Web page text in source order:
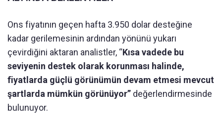
Ons fiyatının geçen hafta 3.950 dolar desteğine
kadar gerilemesinin ardından yönünü yukarı
çevirdiğini aktaran analistler, “Kısa vadede bu
seviyenin destek olarak korunması halinde,
fiyatlarda güçlü görünümün devam etmesi mevcut
şartlarda mümkün görünüyor” değerlendirmesinde
bulunuyor.